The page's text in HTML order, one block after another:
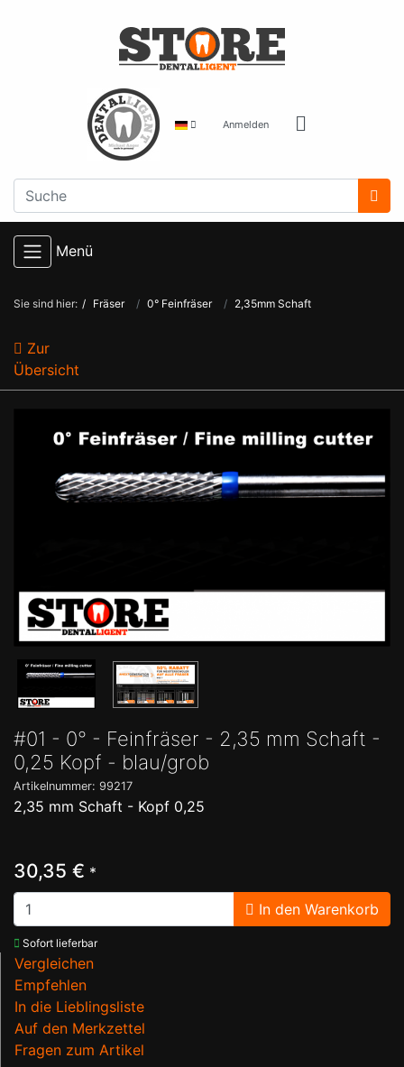
Anmelden
Menü
Sie sind hier: Fräser 0° Feinfräser 2,35mm Schaft
Zur
Übersicht
#01 - 0° - Feinfräser - 2,35 mm Schaft -
0,25 Kopf - blau/grob
Artikelnummer: 99217
2,35 mm Schaft - Kopf 0,25
30,35 € *
In den Warenkorb
Sofort lieferbar
Vergleichen
Empfehlen
In die Lieblingsliste
Auf den Merkzettel
Fragen zum Artikel